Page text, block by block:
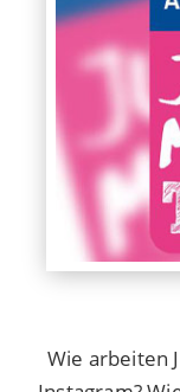
Wie arbeiten